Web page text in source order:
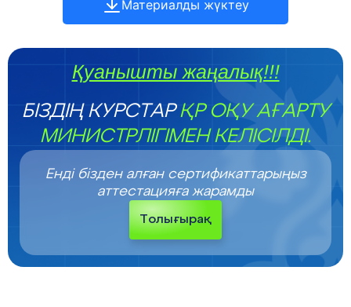
Материалды жүктеу
Қуанышты жаңалық!!!
БІЗДІҢ КУРСТАРҚР ОҚУ АҒАРТУ
МИНИСТРЛІГІМЕН КЕЛІСІЛДІ.
Енді бізден алған сертификаттарыңыз
аттестацияға жарамды
Толығырақ